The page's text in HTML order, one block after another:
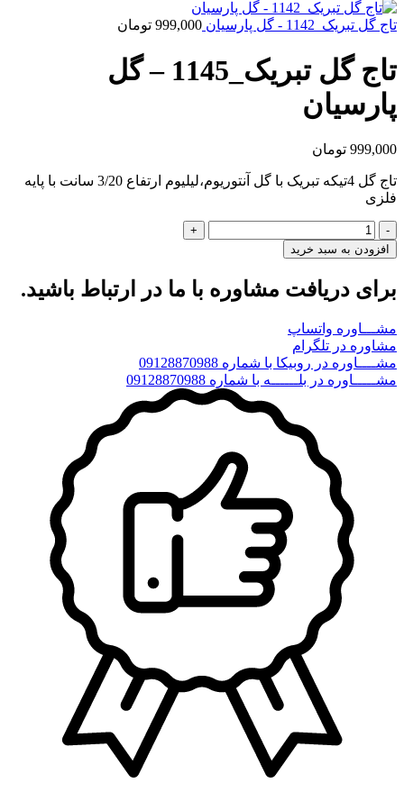
تاج گل تبریک_1142 - گل پارسیان 999,000 تومان
تاج گل تبریک_1145 – گل
پارسیان
999,000 تومان
تاج گل 4تیکه تبریک با گل آنتوریوم،لیلیوم ارتفاع 3/20 سانت با پایه
فلزی
تاج
گل
تبریک_1145
-
گل
عدد
افزودن به سبد خرید
برای دریافت مشاوره با ما در ارتباط باشید.
مشـــاوره واتساپ
مشاوره در تلگرام
مشــــاوره در روبیکا با شماره 09128870988
مشـــــاوره در بلــــــه با شماره 09128870988